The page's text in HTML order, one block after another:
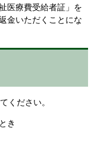
医療費受給者証」を
金いただくことにな
ください。
き